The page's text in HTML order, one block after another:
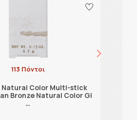
113 Πόντοι
- Natural Color Multi-stick
Bronze Natural Color Gl
…